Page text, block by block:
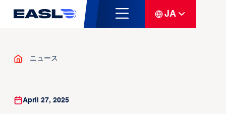
JA
ニュース
April 27, 2025